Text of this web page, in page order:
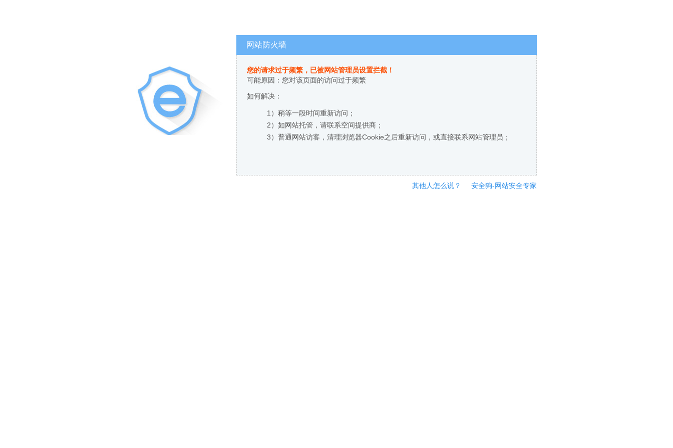
网站防火墙
您的请求过于频繁，已被网站管理员设置拦截！
可能原因：您对该页面的访问过于频繁
如何解决：
1）稍等一段时间重新访问；
2）如网站托管，请联系空间提供商；
3）普通网站访客，清理浏览器Cookie之后重新访问，或直接联系网站管理员；
其他人怎么说？ 安全狗-网站安全专家